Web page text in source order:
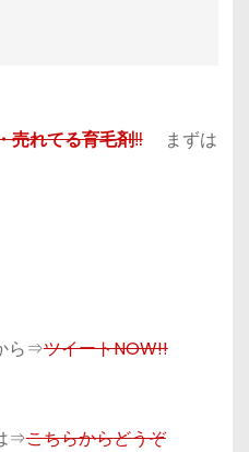
売れてる育毛剤‼
まずは
ら⇒ツイートNOW!!
⇒こちらからどうぞ